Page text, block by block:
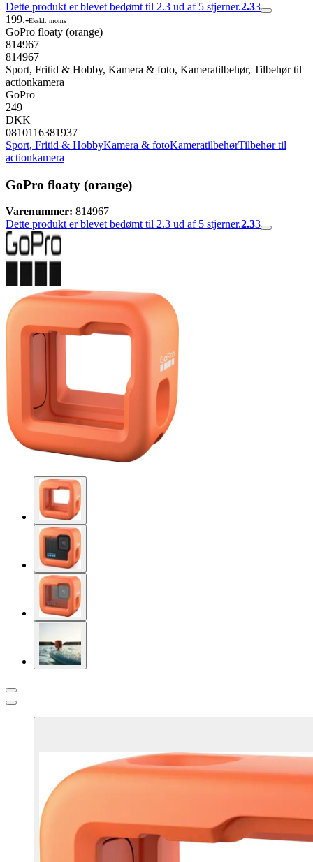
Dette produkt er blevet bedømt til 2.3 ud af 5 stjerner.2.33
199.-Ekskl. moms
GoPro floaty (orange)
814967
814967
Sport, Fritid & Hobby, Kamera & foto, Kameratilbehør, Tilbehør til
actionkamera
GoPro
249
DKK
0810116381937
Sport, Fritid & HobbyKamera & fotoKameratilbehørTilbehør til
actionkamera
GoPro floaty (orange)
Varenummer: 814967
Dette produkt er blevet bedømt til 2.3 ud af 5 stjerner.2.33